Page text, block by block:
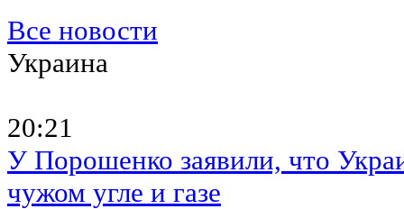
Все новости
Украина
20:21
У Порошенко заявили, что
чужом угле и газе